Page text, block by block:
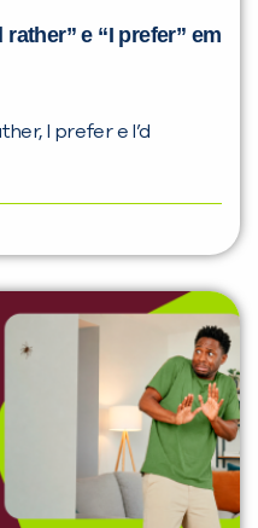
rather” e “I prefer” em
I prefer e I’d